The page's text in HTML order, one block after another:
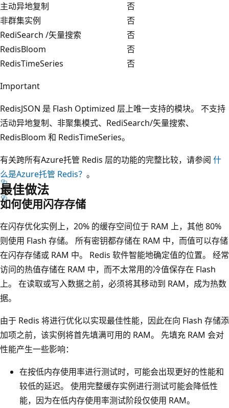
主动异地复制
否
非群集实例
否
RediSearch /矢量搜索
否
RedisBloom
否
RedisTimeSeries
否
Important
RedisJSON 是 Flash Optimized 层上唯一支持的模块。 不支持
活动异地复制、非聚集模式、RediSearch/矢量搜索、
RedisBloom 和 RedisTimeSeries。
有关跨所有Azure托管 Redis 层的功能的完整比较，请参阅 什
么是Azure托管 Redis？ 。
最佳做法
如何使用闪存存储
在闪存优化实例上，20% 的缓存空间位于 RAM 上，其他 80%
则使用 Flash 存储。 所有密钥都存储在 RAM 中，而值可以存储
在闪存存储或 RAM 中。 Redis 软件智能地确定值的位置。 经常
访问的热值存储在 RAM 中，而不太常用的冷值保存在 Flash
上。 在读取或写入数据之前，必须将其移动到 RAM，成为热数
据。
由于 Redis 将进行优化以实现最佳性能，因此在向 Flash 存储添
加项之前，该实例将首先填满可用的 RAM。 先填充 RAM 会对
性能产生一些影响：
在按低内存使用率进行测试时，可能会出现更好的性能和
较低的延迟。 使用完整缓存实例进行测试可能会降低性
能，因为在低内存使用率测试阶段仅使用 RAM。